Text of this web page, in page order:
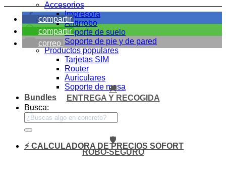
Accesorios
Impresora
Antirrobo
Soporte de suelo
Soporte de pie y de pared
Productos populares
Tarjetas SIM
Router
Auriculares
Soporte de mesa
Bundles
Busca:
⚡ CALCULADORA DE PRECIOS SOFORT
compartir
compartir
correo
🚚
ENTREGA Y RECOGIDA
🛡️
ROBO-SEGURO